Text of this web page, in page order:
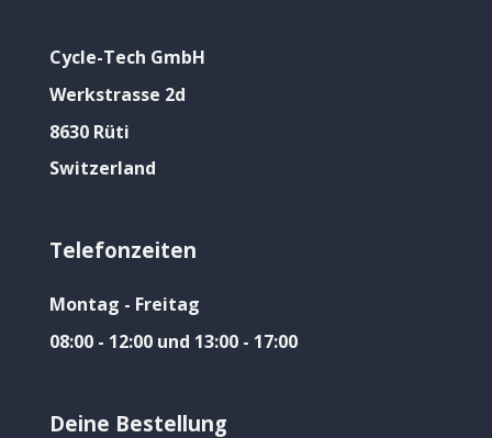
Cycle-Tech GmbH
Werkstrasse 2d
8630 Rüti
Switzerland
Telefonzeiten
Montag - Freitag
08:00 - 12:00 und 13:00 - 17:00
Deine Bestellung